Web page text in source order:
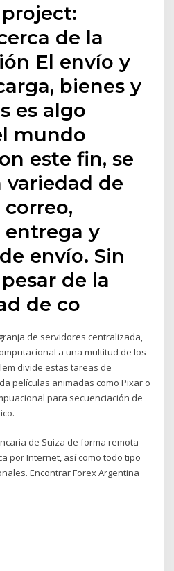
de la
El envío y
bienes y
es algo
mundo
este fin, se
de
entrega y
envío. Sin
de la
de co
de servidores centralizada,
a una multitud de los
divide estas tareas de
películas animadas como Pixar o
para secuenciación de
de Suiza de forma remota
por Internet, así como todo tipo
Encontrar Forex Argentina